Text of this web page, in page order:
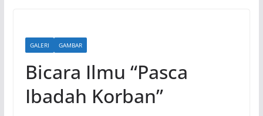
GALERI GAMBAR
Bicara Ilmu “Pasca
Ibadah Korban”